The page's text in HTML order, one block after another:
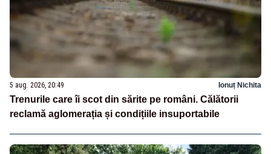
5 aug. 2026, 20:49 Ionuț Nichita
Trenurile care îi scot din sărite pe români. Călătorii
reclamă aglomerația și condițiile insuportabile